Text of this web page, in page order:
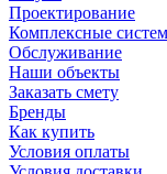
Проектирование
Комплексные
Обслуживание
Наши объекты
Заказать смету
Бренды
Как купить
Условия оплаты